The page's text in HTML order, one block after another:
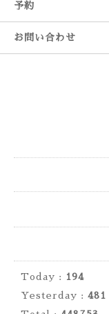
予約
お問い合わせ
Today :
194
Yesterday : 481